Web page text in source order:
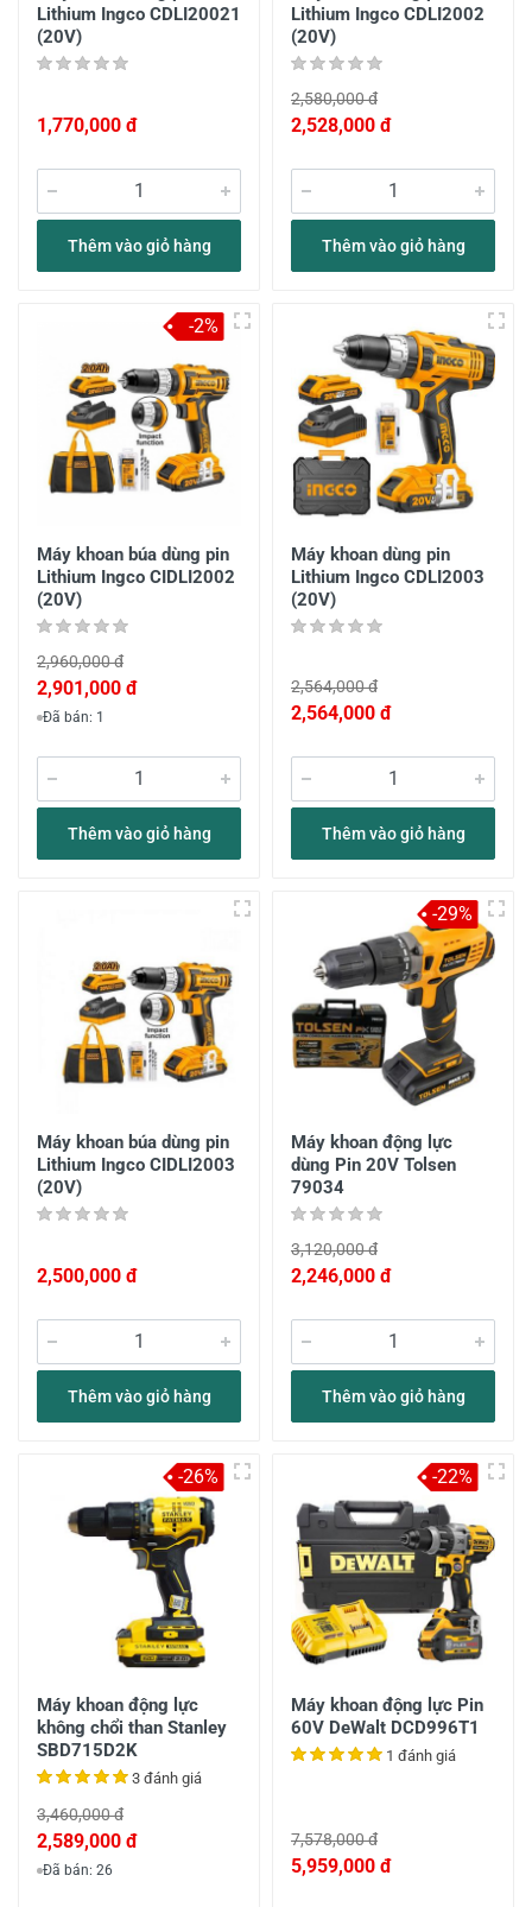
Lithium Ingco CDLI20021
(20V)
1,770,000 đ
Thêm vào giỏ hàng
Lithium Ingco CDLI2002
(20V)
2,580,000 đ
2,528,000 đ
Thêm vào giỏ hàng
Máy khoan búa dùng pin
Lithium Ingco CIDLI2002
(20V)
2,960,000 đ
2,901,000 đ
Đã bán: 1
Thêm vào giỏ hàng
-2%
Máy khoan dùng pin
Lithium Ingco CDLI2003
(20V)
2,564,000 đ
2,564,000 đ
Thêm vào giỏ hàng
Máy khoan búa dùng pin
Lithium Ingco CIDLI2003
(20V)
2,500,000 đ
Thêm vào giỏ hàng
Máy khoan động lực
dùng Pin 20V Tolsen
79034
3,120,000 đ
2,246,000 đ
Thêm vào giỏ hàng
-29%
Máy khoan động lực
không chổi than Stanley
SBD715D2K
3 đánh giá
3,460,000 đ
2,589,000 đ
Đã bán: 26
-26%
Máy khoan động lực Pin
60V DeWalt DCD996T1
1 đánh giá
7,578,000 đ
5,959,000 đ
-22%